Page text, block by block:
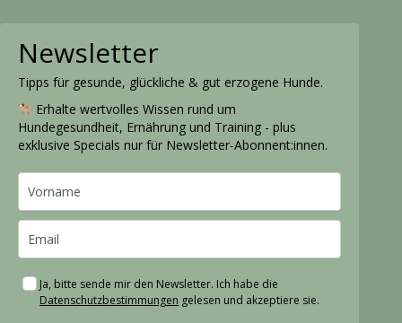
Newsletter
Tipps für gesunde, glückliche & gut erzogene Hunde.
Erhalte wertvolles Wissen rund um
Hundegesundheit, Ernährung und Training - plus
exklusive Specials nur für Newsletter-Abonnent:innen.
Ja, bitte sende mir den Newsletter. Ich habe die
Datenschutzbestimmungen gelesen und akzeptiere sie.